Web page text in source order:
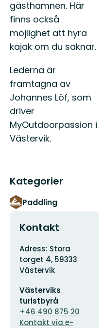
gästhamnen. Här
finns också
möjlighet att hyra
kajak om du saknar.
Lederna är
framtagna av
Johannes Löf, som
driver
MyOutdoorpassion i
Västervik.
Kategorier
Paddling
Kontakt
Adress
Adress: Stora
torget 4, 59333
Västervik
postadress
Västerviks
turistbyrå
+46 490 875 20
Kontakt via e-